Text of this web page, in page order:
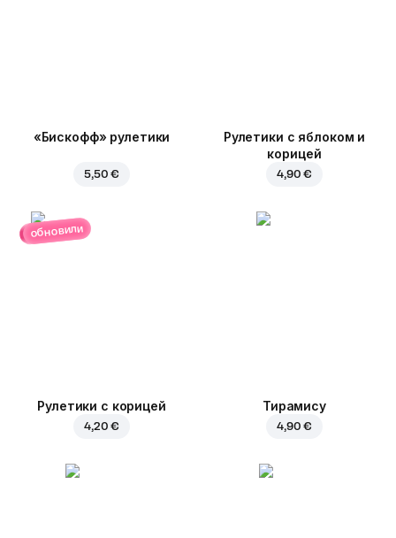
«Бискофф» рулетики
5,50 €
Рулетики с яблоком и
корицей
4,90 €
обновили
Рулетики с корицей
4,20 €
Тирамису
4,90 €